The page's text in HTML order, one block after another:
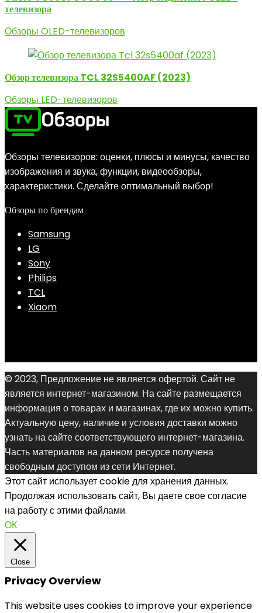
телевизора
Обзоры OLED-телевизоров
Обзор телевизора TCL 32S5400AF (2023)
Обзоры LED-телевизоров
Обзоры телевизоров: оценки, плюсы и минусы, качество
изображения и звука, функции, видеообзоры,
характеристики. Сделайте оптимальный выбор!
Обзоры по брендам
Samsung
LG
Sony
Philips
TCL
Xiaom
© 2023, Предложение не является офертой. Сайт не
является интернет-магазином. На сайте размещается
информация о товарах и магазинах, где их можно купить.
Актуальную цену, наличие и условия доставки можно
узнать на сайте соответствующего интернет-магазина.
Часть материалов на данном ресурсе получена
свободным доступом из сети Интернет.
Этот сайт использует cookie для хранения данных.
Продолжая использовать сайт, Вы даете свое согласие
на работу с этими файлами.
ОК
Close
Privacy Overview
This website uses cookies to improve your experience